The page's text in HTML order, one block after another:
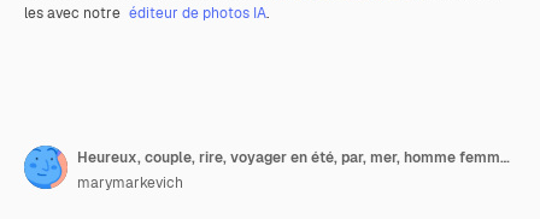
les avec notre éditeur de photos IA.
Heureux, couple, rire, voyager en été, par, mer, homme femme, porter, lunettes soleil
marymarkevich